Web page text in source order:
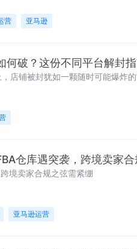
营 亚马逊
何破？这份不同平台解封
店铺被封犹如一颗随时可能爆炸
仓库遇突袭，跨境卖家合
境卖家合规之弦需紧绷
亚马逊运营